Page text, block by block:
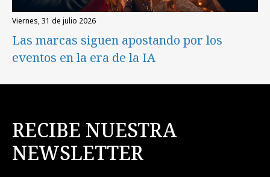
viernes, 31 de julio 2026
Las marcas siguen apostando por los
eventos en la era de la IA
RECIBE NUESTRA
NEWSLETTER